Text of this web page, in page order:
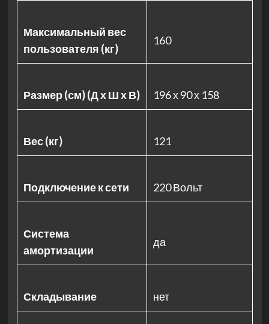
Максимальный вес
пользователя (кг)
160
Размер (см) (Д х Ш х В) 196 х 90 х 158
Вес (кг) 121
Подключение к сети 220 Вольт
Система
амортизации
да
Складывание нет